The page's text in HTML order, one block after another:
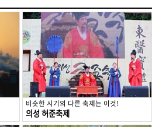
비슷한 시기의 다른 축제는 이것!
의성 허준축제